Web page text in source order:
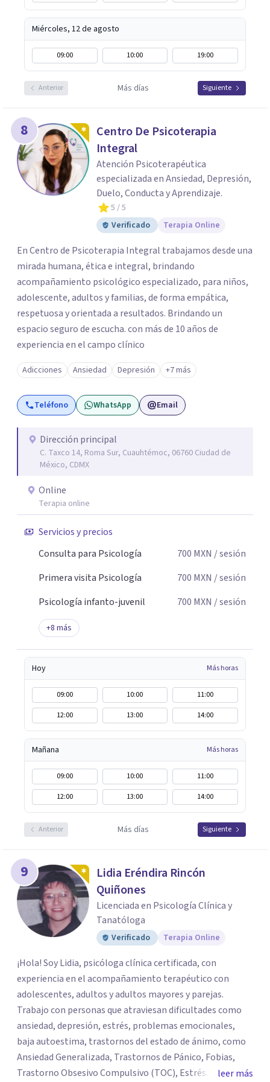
Miércoles, 12 de agosto
09:00 10:00 19:00
Anterior Más días Siguiente
8
Centro De Psicoterapia
Integral
Atención Psicoterapéutica
especializada en Ansiedad, Depresión,
Duelo, Conducta y Aprendizaje.
5 / 5
Verificado
Terapia Online
En Centro de Psicoterapia Integral trabajamos desde una
mirada humana, ética e integral, brindando
acompañamiento psicológico especializado, para niños,
adolescente, adultos y familias, de forma empática,
respetuosa y orientada a resultados. Brindando un
espacio seguro de escucha. con más de 10 años de
experiencia en el campo clínico
Adicciones Ansiedad Depresión +7 más
Teléfono WhatsApp Email
Dirección principal
C. Taxco 14, Roma Sur, Cuauhtémoc, 06760 Ciudad de
México, CDMX
Online
Terapia online
Servicios y precios
Consulta para Psicología
700 MXN / sesión
Primera visita Psicología
700 MXN / sesión
Psicología infanto-juvenil
700 MXN / sesión
+8 más
Hoy Más horas
09:00 10:00
11:00
12:00
13:00 14:00
Mañana Más horas
09:00 10:00
11:00
12:00
13:00 14:00
Anterior Más días Siguiente
9
Lidia Eréndira Rincón
Quiñones
Licenciada en Psicología Clínica y
Tanatóloga
Verificado Terapia Online
¡Hola! Soy Lidia, psicóloga clínica certificada, con
experiencia en el acompañamiento terapéutico con
adolescentes, adultos y adultos mayores y parejas.
Trabajo con personas que atraviesan dificultades como
ansiedad, depresión, estrés, problemas emocionales,
baja autoestima, trastornos del estado de ánimo, como
Ansiedad Generalizada, Trastornos de Pánico, Fobias,
Trastorno Obsesivo Compulsivo (TOC), Estrés
leer más